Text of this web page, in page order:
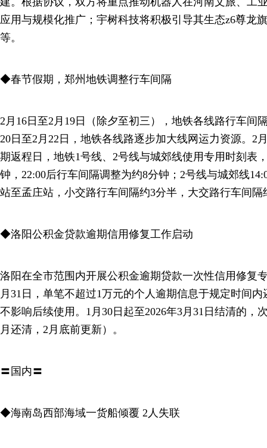
应用与规模化推广；宇树科技将积极引导其生态z6尊龙
等。
◆春节假期，郑州地铁调整行车间隔
2月16日至2月19日（除夕至初三），地铁各线路行车间
20日至2月22日，地铁各线路逐步加大线网运力资源。2
期返程日，地铁1号线、2号线与城郊线使用专用时刻表
钟，22:00后行车间隔调整为约8分钟；2号线与城郊线
站至孟庄站，小交路行车间隔约3分半，大交路行车间隔
◆洛阳公积金贷款逾期信用修复工作启动
洛阳在全市范围内开展公积金逾期贷款一次性信用修复
月31日，单笔不超过1万元的个人逾期信息于规定时间
不影响后续使用。1月30日起至2026年3月31日结清的，
月还清，2月底前更新）。
〓国内〓
◆海南岛西部海域一货船倾覆 2人失联